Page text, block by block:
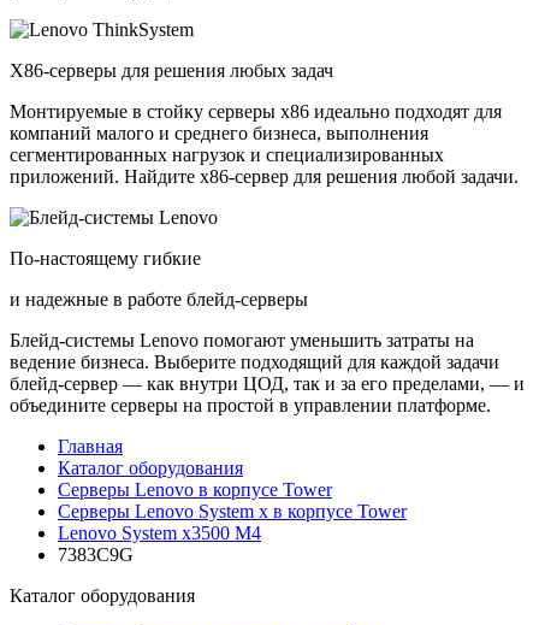
X86-серверы для решения любых задач
Монтируемые в стойку серверы x86 идеально подходят для
компаний малого и среднего бизнеса, выполнения
сегментированных нагрузок и специализированных
приложений. Найдите x86-сервер для решения любой задачи.
По-настоящему гибкие
и надежные в работе блейд-серверы
Блейд-системы Lenovo помогают уменьшить затраты на
ведение бизнеса. Выберите подходящий для каждой задачи
блейд-сервер — как внутри ЦОД, так и за его пределами, — и
объедините серверы на простой в управлении платформе.
Главная
Каталог оборудования
Серверы Lenovo в корпусе Tower
Серверы Lenovo System x в корпусе Tower
Lenovo System x3500 M4
7383C9G
Каталог оборудования